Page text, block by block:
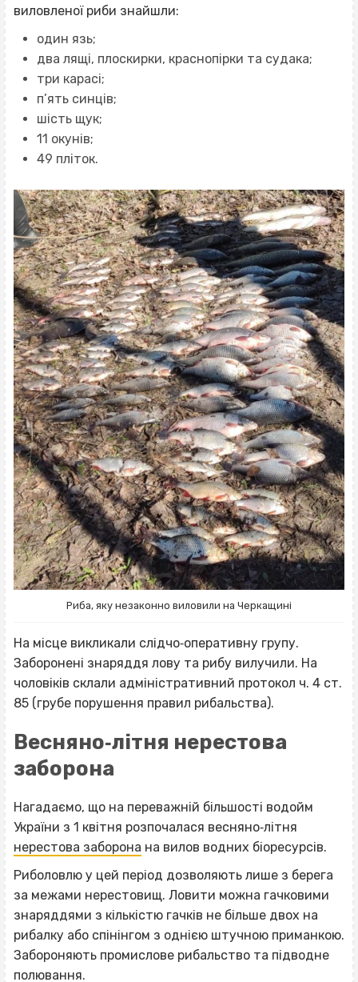
виловленої риби знайшли:
один язь;
два лящі, плоскирки, краснопірки та судака;
три карасі;
п’ять синців;
шість щук;
11 окунів;
49 пліток.
Риба, яку незаконно виловили на Черкащині
На місце викликали слідчо‐оперативну групу.
Заборонені знаряддя лову та рибу вилучили. На
чоловіків склали адміністративний протокол ч. 4 ст.
85 (грубе порушення правил рибальства).
Весняно‐літня нерестова
заборона
Нагадаємо, що на переважній більшості водойм
України з 1 квітня розпочалася весняно‐літня
нерестова заборона на вилов водних біоресурсів.
Риболовлю у цей період дозволяють лише з берега
за межами нерестовищ. Ловити можна гачковими
знаряддями з кількістю гачків не більше двох на
рибалку або спінінгом з однією штучною приманкою.
Забороняють промислове рибальство та підводне
полювання.